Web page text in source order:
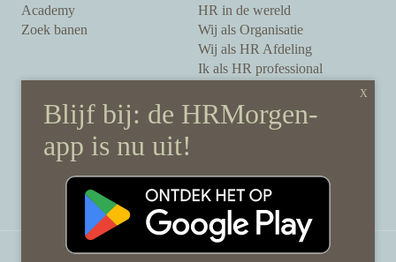
Academy
Zoek banen
HR in de wereld
Wij als Organisatie
Wij als HR Afdeling
Ik als HR professional
Onze auteurs
Onze partners
Sponsoring
Over HRMorgen
Disclaimer & gedragscode